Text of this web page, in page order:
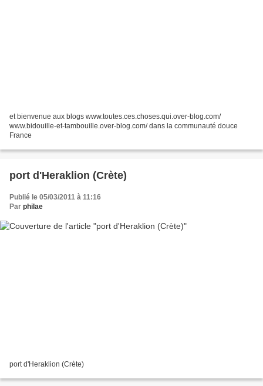
et bienvenue aux blogs www.toutes.ces.choses.qui.over-blog.com/
www.bidouille-et-tambouille.over-blog.com/ dans la communauté douce
France
port d'Heraklion (Crète)
Publié le 05/03/2011 à 11:16
Par philae
port d'Heraklion (Crète)